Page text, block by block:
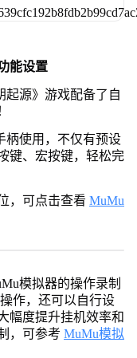
能设置
起源》游戏配备了自
柄使用，不仅有预设
键、宏按键，轻松完
，可点击查看 MuMu
模拟器的操作录制
作，还可以自行设
幅度提升挂机效率和
，可参考 MuMu模拟